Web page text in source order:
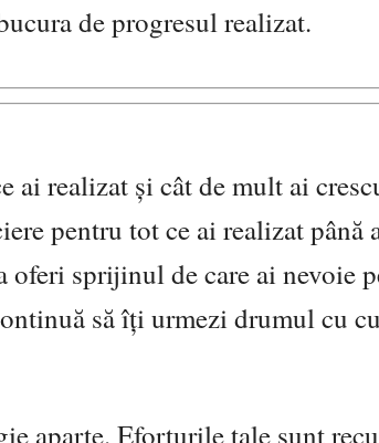
de progresul realizat.
ai realizat și cât de mult ai
pentru tot ce ai realizat până
sprijinul de care ai nevoie
să îți urmezi drumul cu
aparte. Eforturile tale sunt